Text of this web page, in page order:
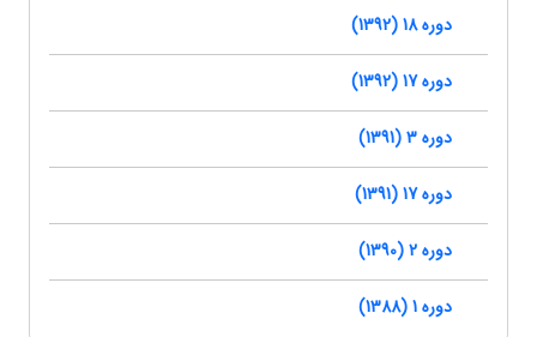
دوره 18 (1392)
دوره 17 (1392)
دوره 3 (1391)
دوره 17 (1391)
دوره 2 (1390)
دوره 1 (1388)